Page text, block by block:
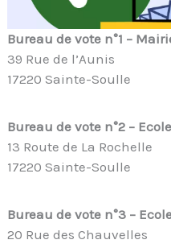
Bureau de vote n°1 –
39 Rue de l’Aunis
17220 Sainte-Soulle
Bureau de vote n°2 –
13 Route de La Rochelle
17220 Sainte-Soulle
Bureau de vote n°3 –
20 Rue des Chauvelles